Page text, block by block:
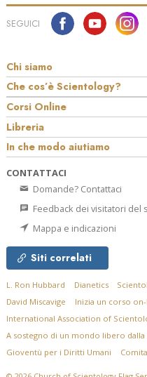
SEGUICI
Chi siamo
Che cos’è Scientology?
Corsi Online
Libreria
In che modo aiutiamo
CONTATTACI
Domande? Contattaci
Feedback dei visitatori del
Mappa e indicazioni
Siti correlati
L. Ron Hubbard Dianetics
David Miscavige
Inizia un corso
International Association of
A sostegno di un mondo libero dalla
Gioventù per i Diritti Umani